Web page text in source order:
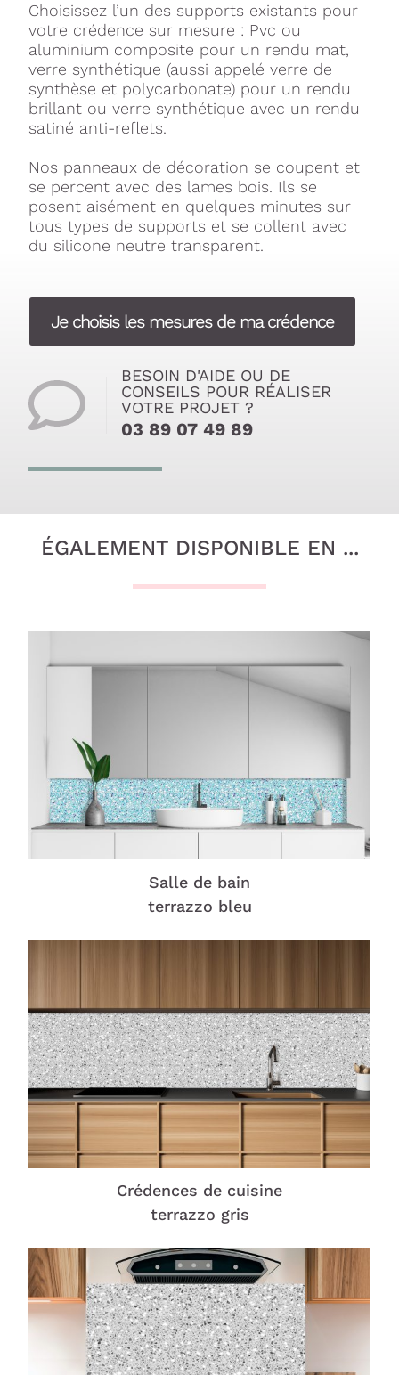
Choisissez l’un des supports existants pour
votre crédence sur mesure : Pvc ou
aluminium composite pour un rendu mat,
verre synthétique (aussi appelé verre de
synthèse et polycarbonate) pour un rendu
brillant ou verre synthétique avec un rendu
satiné anti-reflets.
Nos panneaux de décoration se coupent et
se percent avec des lames bois. Ils se
posent aisément en quelques minutes sur
tous types de supports et se collent avec
du silicone neutre transparent.
Je choisis les mesures de ma crédence
BESOIN D'AIDE OU DE
CONSEILS POUR RÉALISER
VOTRE PROJET ?
03 89 07 49 89
ÉGALEMENT DISPONIBLE EN ...
Salle de bain
terrazzo bleu
Crédences de cuisine
terrazzo gris